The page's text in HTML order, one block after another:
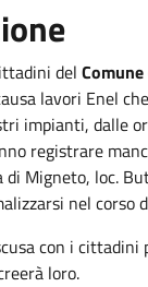
del
lavori Enel
impianti, dalle
registrare
di Migneto, loc.
nel corso
con i cittadini
loro.